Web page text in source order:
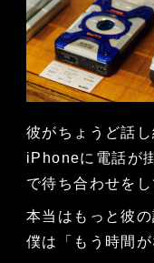
彼がちょうど話
iPhoneに電話が
で待ち合わせを
本当はもっと彼
僕は「もう時間